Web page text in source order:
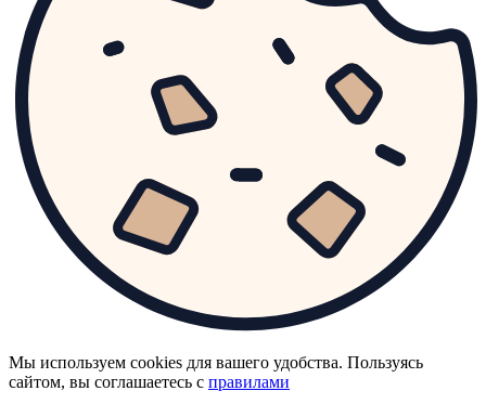
Мы используем cookies для вашего удобства. Пользуясь
сайтом, вы соглашаетесь с правилами